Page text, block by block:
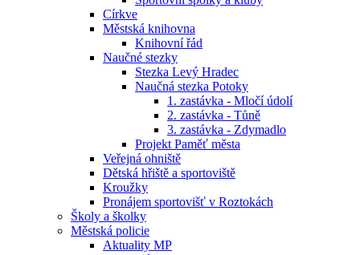
Církve
Městská knihovna
Knihovní řád
Naučné stezky
Stezka Levý Hradec
Naučná stezka Potoky
1. zastávka - Mločí údolí
2. zastávka - Tůně
3. zastávka - Zdymadlo
Projekt Paměť města
Veřejná ohniště
Dětská hřiště a sportoviště
Kroužky
Pronájem sportovišť v Roztokách
Školy a školky
Městská policie
Aktuality MP